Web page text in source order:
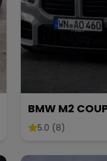
BMW M2
5.0 (8)